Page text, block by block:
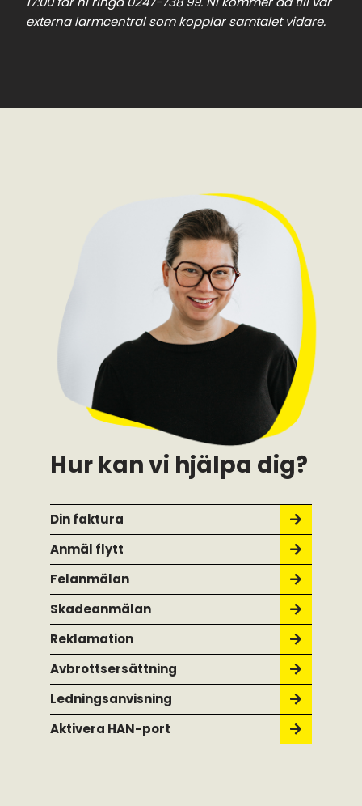
externa larmcentral som kopplar samtalet vidare.
Hur kan vi hjälpa dig?
Din faktura
Anmäl flytt
Felanmälan
Skadeanmälan
Reklamation
Avbrottsersättning
Ledningsanvisning
Aktivera HAN-port